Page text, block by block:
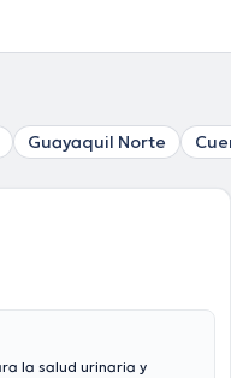
Guayaquil Norte
la salud urinaria y